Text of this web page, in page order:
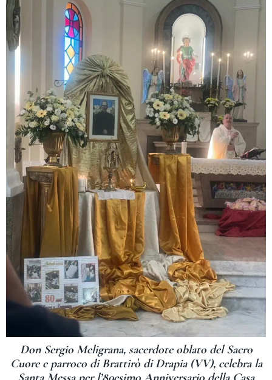
Don Sergio Meligrana, sacerdote oblato del Sacro
Cuore e parroco di Brattirò di Drapia (VV), celebra la